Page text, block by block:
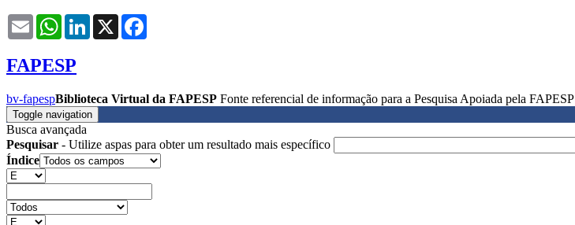
Email WhatsAppLinkedIn
X
FAPESP
bv-fapespBiblioteca Virtual da FAPESP Fonte referencial de informação para a Pesquisa Apoiada pela FAPESP
Toggle navigation
Busca avançada
Pesquisar - Utilize aspas para obter um resultado mais específico
Índice